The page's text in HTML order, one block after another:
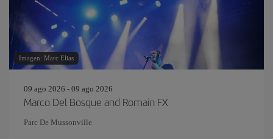
Imagen: Marc Elias
09 ago 2026 - 09 ago 2026
Marco Del Bosque and Romain FX
Parc De Mussonville